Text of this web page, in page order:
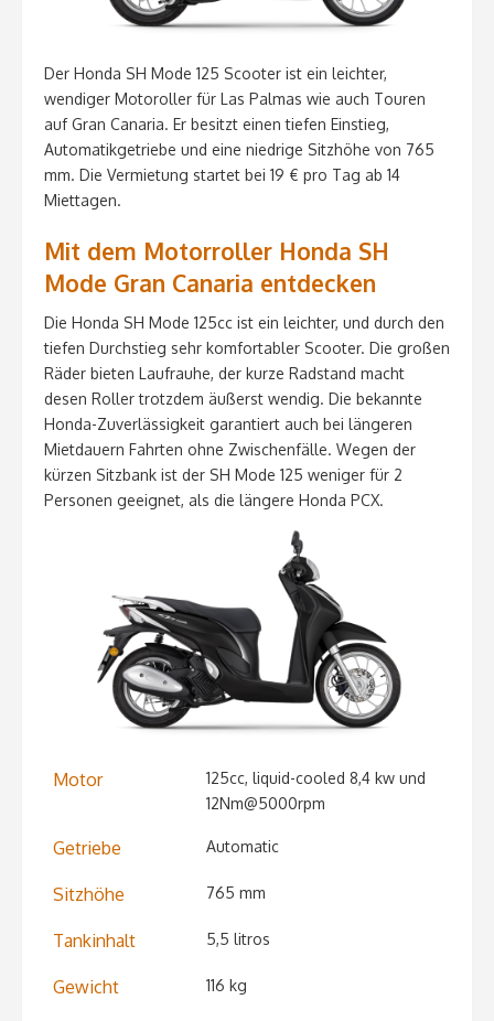
Der Honda SH Mode 125 Scooter ist ein leichter,
wendiger Motoroller für Las Palmas wie auch Touren
auf Gran Canaria. Er besitzt einen tiefen Einstieg,
Automatikgetriebe und eine niedrige Sitzhöhe von 765
mm. Die Vermietung startet bei 19 € pro Tag ab 14
Miettagen.
Mit dem Motorroller Honda SH
Mode Gran Canaria entdecken
Die Honda SH Mode 125cc ist ein leichter, und durch den
tiefen Durchstieg sehr komfortabler Scooter. Die großen
Räder bieten Laufrauhe, der kurze Radstand macht
desen Roller trotzdem äußerst wendig. Die bekannte
Honda-Zuverlässigkeit garantiert auch bei längeren
Mietdauern Fahrten ohne Zwischenfälle. Wegen der
kürzen Sitzbank ist der SH Mode 125 weniger für 2
Personen geeignet, als die längere Honda PCX.
Motor
125cc, liquid-cooled 8,4 kw und
12Nm@5000rpm
Getriebe Automatic
Sitzhöhe 765 mm
Tankinhalt 5,5 litros
Gewicht 116 kg